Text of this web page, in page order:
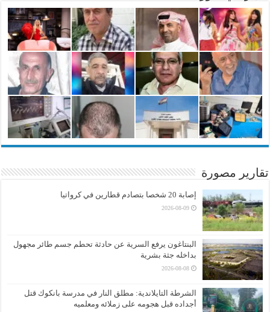
تقارير مصورة
إصابة 20 شخصا بتصادم قطارين في كرواتيا
2026-08-09
البنتاغون يرفع السرية عن حادثة تحطم جسم طائر مجهول
بداخله جثة بشرية
2026-08-08
الشرطة التايلاندية: مطلق النار في مدرسة بانكوك قتل
أجداده قبل هجومه على زملائه ومعلميه